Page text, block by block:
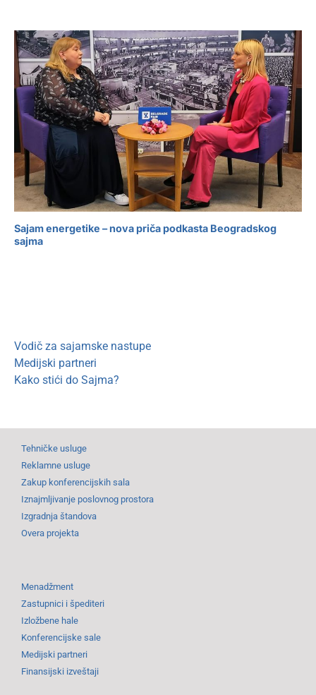
Sajam energetike – nova priča podkasta Beogradskog
sajma
Vodič za sajamske nastupe
Medijski partneri
Kako stići do Sajma?
Tehničke usluge
Reklamne usluge
Zakup konferencijskih sala
Iznajmljivanje poslovnog prostora
Izgradnja štandova
Overa projekta
Menadžment
Zastupnici i špediteri
Izložbene hale
Konferencijske sale
Medijski partneri
Finansijski izveštaji